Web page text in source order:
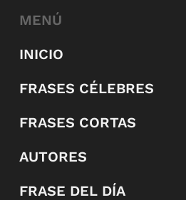
MENÚ
INICIO
FRASES CÉLEBRES
FRASES CORTAS
AUTORES
FRASE DEL DÍA